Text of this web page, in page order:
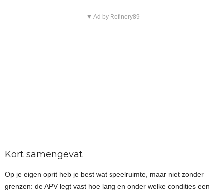
▼ Ad by Refinery89
Kort samengevat
Op je eigen oprit heb je best wat speelruimte, maar niet zonder
grenzen: de APV legt vast hoe lang en onder welke condities een